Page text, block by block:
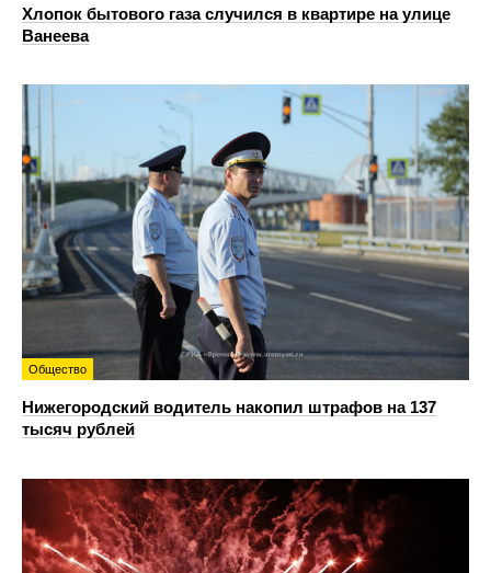
Хлопок бытового газа случился в квартире на улице
Ванеева
Общество
Нижегородский водитель накопил штрафов на 137
тысяч рублей